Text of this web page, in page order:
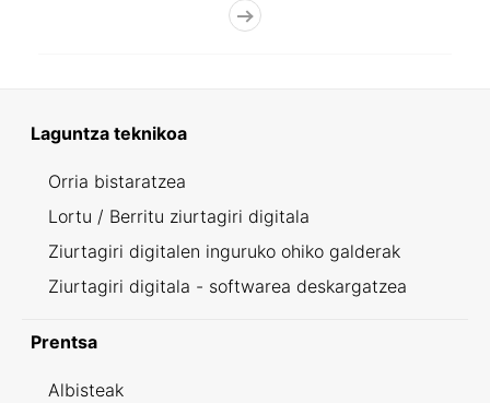
Laguntza teknikoa
Orria bistaratzea
Lortu / Berritu ziurtagiri digitala
Ziurtagiri digitalen inguruko ohiko galderak
Ziurtagiri digitala - softwarea deskargatzea
Prentsa
Albisteak